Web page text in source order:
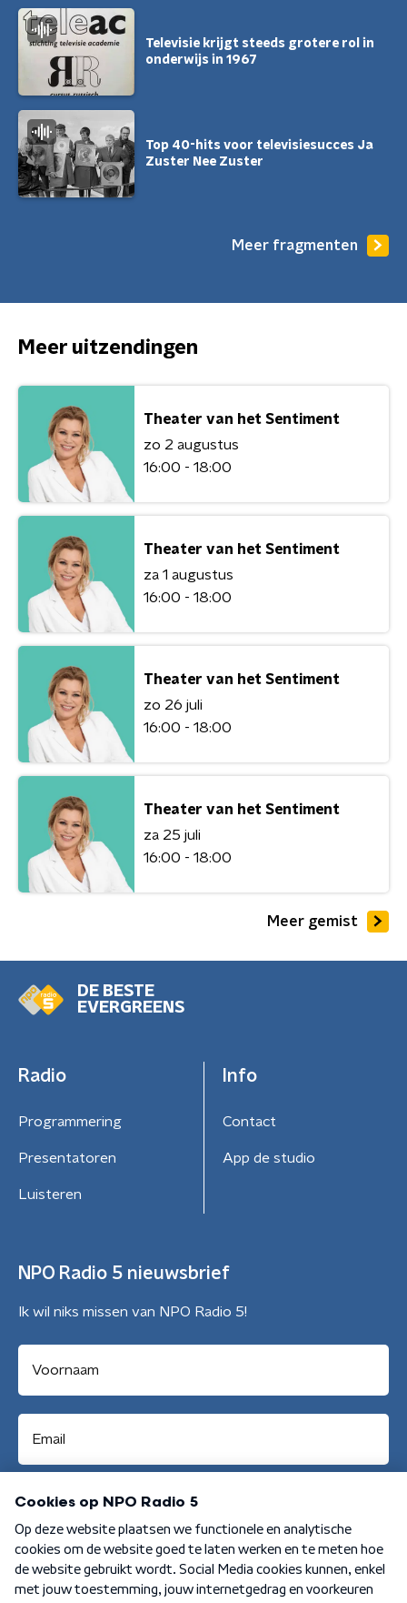
Televisie krijgt steeds grotere rol in
onderwijs in 1967
Top 40-hits voor televisiesucces Ja
Zuster Nee Zuster
Meer fragmenten
Meer uitzendingen
Theater van het Sentiment
zo 2 augustus
16:00 - 18:00
Theater van het Sentiment
za 1 augustus
16:00 - 18:00
Theater van het Sentiment
zo 26 juli
16:00 - 18:00
Theater van het Sentiment
za 25 juli
16:00 - 18:00
Meer gemist
DE BESTE
EVERGREENS
Radio
Programmering
Presentatoren
Luisteren
Info
Contact
App de studio
NPO Radio 5 nieuwsbrief
Ik wil niks missen van NPO Radio 5!
Aanmelden
Algemene voorwaarden